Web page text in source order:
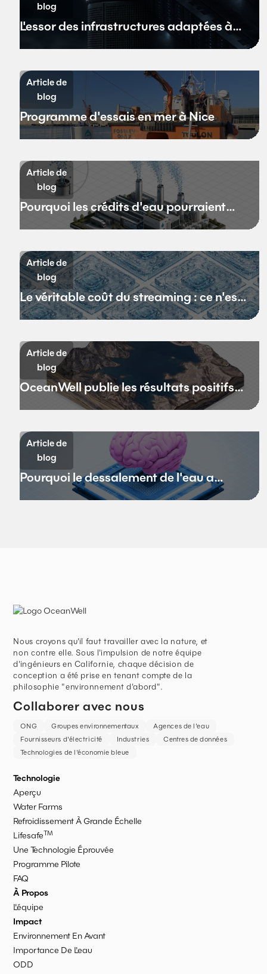
blog
L'essor des infrastructures adaptées à
l'environnement aquatique
Article de
blog
Programme d'essais en mer à Nice
Article de
blog
Pourquoi les crédits d'eau pourraient
remplacer les crédits carbone
Article de
blog
Le véritable coût du streaming : ce n'est
pas la bande passante
Article de
blog
OceanWell publie les résultats positifs
de son projet pilote
Article de
blog
Pourquoi le dessalement de l'eau a
besoin d'un état d'esprit à la Silicon
Nous croyons qu'il faut travailler avec la nature, et
non contre elle. Sous l'impulsion de notre équipe
d'ingénieurs en Californie, chaque décision de
conception a été prise en tenant compte de la
philosophie "environnement d'abord".
Collaborer avec nous
ONG Groupes environnementaux
Agences de l'eau
Fournisseurs d'électricité
Industries
Centres de données
Technologies de l'économie bleue
Technologie
Aperçu
Water Farms
Refroidissement À Grande Échelle
LifesafeTM
Une Technologie Éprouvée
Programme Pilote
FAQ
À Propos
L'équipe
Impact
Environnement En Avant
Importance De L'eau
ODD